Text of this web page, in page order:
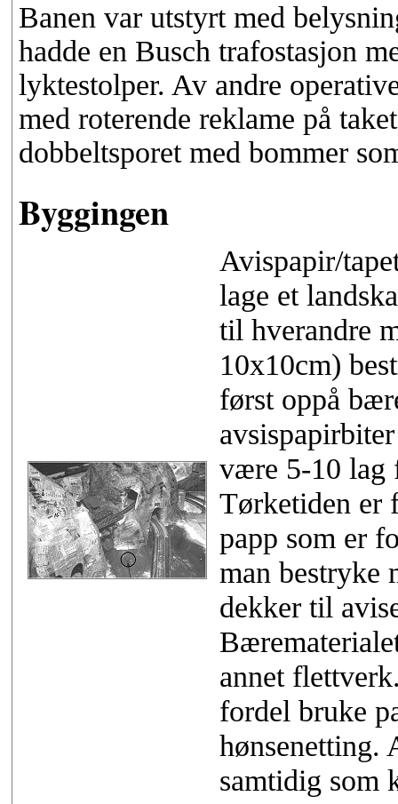
Banen var utstyrt med
hadde en Busch trafostasjon
lyktestolper. Av andre
med roterende reklame på
dobbeltsporet med bommer
Byggingen
Avispapir/
lage et
til hverandre
10x10cm)
først oppå
være 5-10 lag
Tørketiden er
papp som er
man bestryke
dekker til
annet
fordel bruke
hønsenetting.
samtidig som